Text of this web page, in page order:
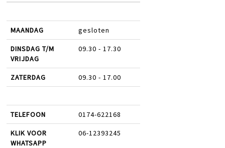
MAANDAG gesloten
DINSDAG T/M
VRIJDAG
09.30 - 17.30
ZATERDAG 09.30 - 17.00
TELEFOON 0174-622168
KLIK VOOR
WHATSAPP
06-12393245